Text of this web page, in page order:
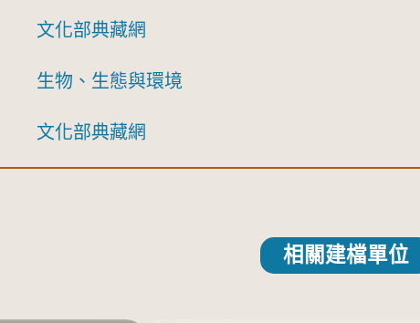
文化部典藏網
生物、生態與環境
文化部典藏網
相關建檔單位